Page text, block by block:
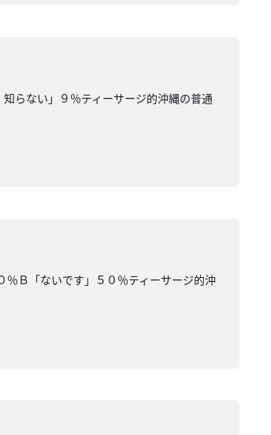
らない」９％ティーサージ的沖縄の普通
Ｂ「ないです」５０％ティーサージ的沖